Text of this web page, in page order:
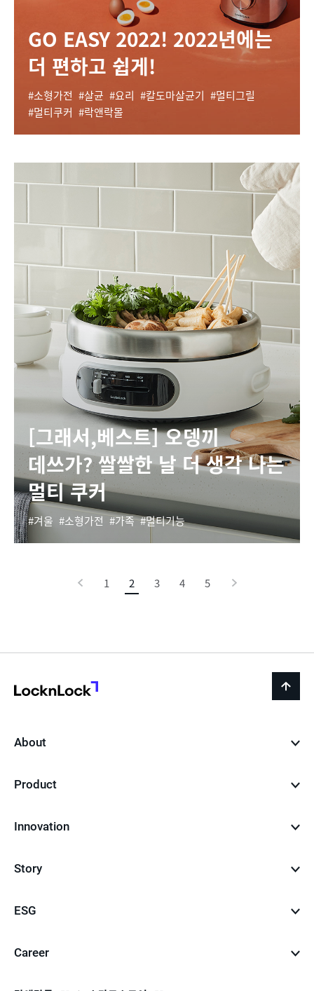
GO EASY 2022! 2022년에는
더 편하고 쉽게!
소형가전 살균 요리 칼도마살균기
멀티그릴
멀티쿠커
락앤락몰
[그래서,베스트] 오뎅끼
데쓰가? 쌀쌀한 날 더 생각 나는
멀티 쿠커
겨울 소형가전 가족 멀티기능
1 2
이
3 4 5
back
About
Product
Innovation
Story
ESG
Career